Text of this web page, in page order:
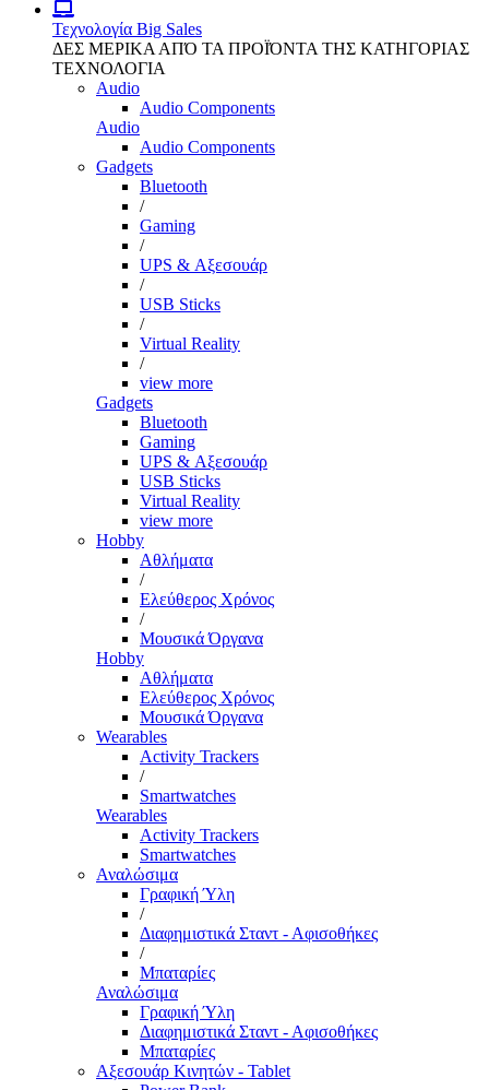
Τεχνολογία Big Sales
ΔΕΣ ΜΕΡΙΚΑ ΑΠΌ ΤΑ ΠΡΟΪΌΝΤΑ ΤΗΣ ΚΑΤΗΓΟΡΙΑΣ
ΤΕΧΝΟΛΟΓΙΑ
Audio
Audio Components
Audio
Audio Components
Gadgets
Bluetooth
/
Gaming
/
UPS & Αξεσουάρ
/
USB Sticks
/
Virtual Reality
/
view more
Gadgets
Bluetooth
Gaming
UPS & Αξεσουάρ
USB Sticks
Virtual Reality
view more
Hobby
Αθλήματα
/
Ελεύθερος Χρόνος
/
Μουσικά Όργανα
Hobby
Αθλήματα
Ελεύθερος Χρόνος
Μουσικά Όργανα
Wearables
Activity Trackers
/
Smartwatches
Wearables
Activity Trackers
Smartwatches
Αναλώσιμα
Γραφική Ύλη
/
Διαφημιστικά Σταντ - Αφισοθήκες
/
Μπαταρίες
Αναλώσιμα
Γραφική Ύλη
Διαφημιστικά Σταντ - Αφισοθήκες
Μπαταρίες
Αξεσουάρ Κινητών - Tablet